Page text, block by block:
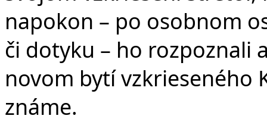
napokon – po osobnom
či dotyku – ho rozpoznali
novom bytí vzkrieseného
známe.